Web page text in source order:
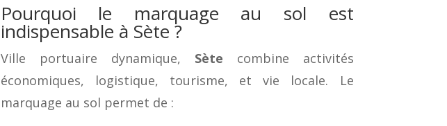
Pourquoi le marquage au sol est
indispensable à Sète ?
Ville portuaire dynamique, Sète combine activités
économiques, logistique, tourisme, et vie locale. Le
marquage au sol permet de :